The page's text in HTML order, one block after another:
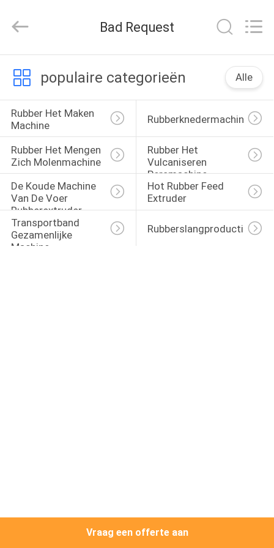
HUIS
PRODUCTEN
ONGEVEER
ONS
FABRIEKSREIS
KWALITEITSCONTROLE
Machine
CO.,LTD.
Reserved.
Bad Request
populaire categorieën Alle
Rubber Het Maken
Machine
Rubberknedermachine
Rubber Het Mengen
Zich Molenmachine
Rubber Het
Vulcaniseren
Persmachine
De Koude Machine
Van De Voer
Rubberextruder
Hot Rubber Feed
Extruder
Transportband
Gezamenlijke
Machine
Rubberslangproductielijn
Vraag een offerte aan